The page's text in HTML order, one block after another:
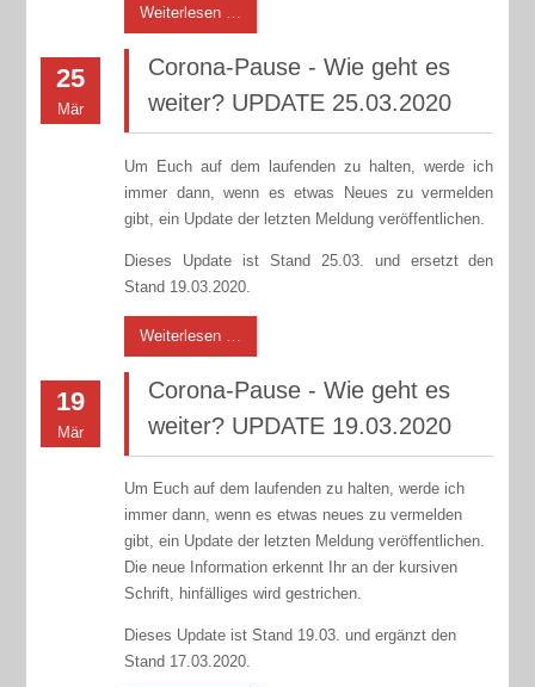
Weiterlesen …
25
Mär
Corona-Pause - Wie geht es
weiter? UPDATE 25.03.2020
Um Euch auf dem laufenden zu halten, werde ich
immer dann, wenn es etwas Neues zu vermelden
gibt, ein Update der letzten Meldung veröffentlichen.
Dieses Update ist Stand 25.03. und ersetzt den
Stand 19.03.2020.
Weiterlesen …
19
Mär
Corona-Pause - Wie geht es
weiter? UPDATE 19.03.2020
Um Euch auf dem laufenden zu halten, werde ich
immer dann, wenn es etwas neues zu vermelden
gibt, ein Update der letzten Meldung veröffentlichen.
Die neue Information erkennt Ihr an der kursiven
Schrift, hinfälliges wird gestrichen.
Dieses Update ist Stand 19.03. und ergänzt den
Stand 17.03.2020.